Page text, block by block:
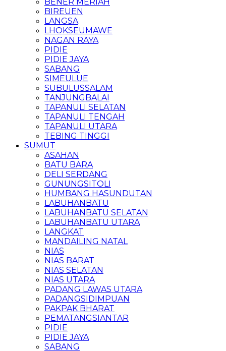
BIREUEN
LANGSA
LHOKSEUMAWE
NAGAN RAYA
PIDIE
PIDIE JAYA
SABANG
SIMEULUE
SUBULUSSALAM
TANJUNGBALAI
TAPANULI SELATAN
TAPANULI TENGAH
TAPANULI UTARA
TEBING TINGGI
SUMUT
ASAHAN
BATU BARA
DELI SERDANG
GUNUNGSITOLI
HUMBANG HASUNDUTAN
LABUHANBATU
LABUHANBATU SELATAN
LABUHANBATU UTARA
LANGKAT
MANDAILING NATAL
NIAS
NIAS BARAT
NIAS SELATAN
NIAS UTARA
PADANG LAWAS UTARA
PADANGSIDIMPUAN
PAKPAK BHARAT
PEMATANGSIANTAR
PIDIE
PIDIE JAYA
SABANG